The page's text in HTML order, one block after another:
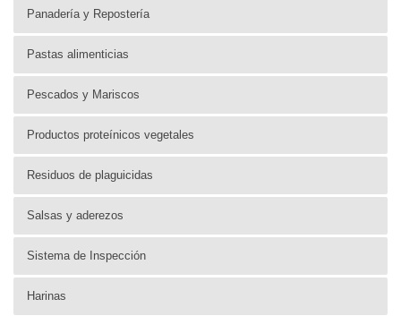
Panadería y Repostería
Pastas alimenticias
Pescados y Mariscos
Productos proteínicos vegetales
Residuos de plaguicidas
Salsas y aderezos
Sistema de Inspección
Harinas